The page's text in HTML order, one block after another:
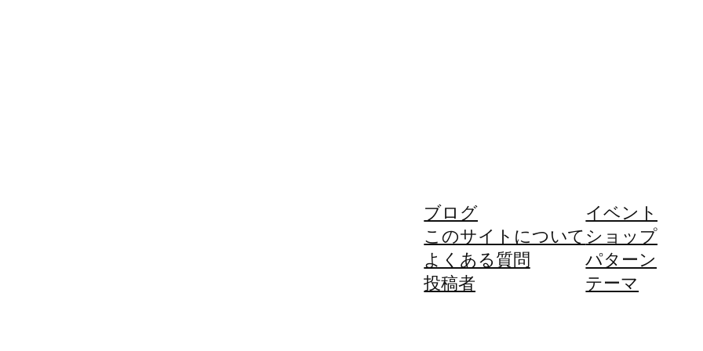
ブログ
このサイトについて
よくある質問
投稿者
イベント
ショップ
パターン
テーマ